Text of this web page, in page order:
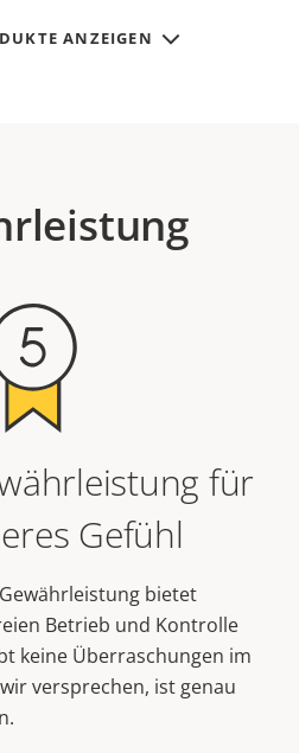
ANZEIGEN
für
Gefühl
bietet
Betrieb und Kontrolle
keine Überraschungen im
versprechen, ist genau